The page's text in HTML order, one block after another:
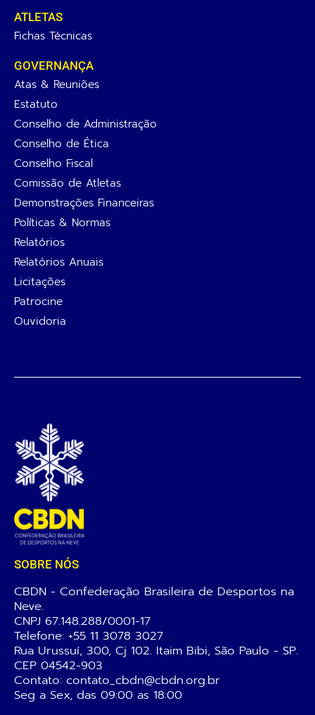
ATLETAS
Fichas Técnicas
GOVERNANÇA
Atas & Reuniões
Estatuto
Conselho de Administração
Conselho de Ética
Conselho Fiscal
Comissão de Atletas
Demonstrações Financeiras
Políticas & Normas
Relatórios
Relatórios Anuais
Licitações
Patrocine
Ouvidoria
SOBRE NÓS
CBDN - Confederação Brasileira de Desportos na
Neve.
CNPJ 67.148.288/0001-17
Telefone: +55 11 3078 3027
Rua Urussuí, 300, Cj 102. Itaim Bibi, São Paulo - SP.
CEP 04542-903
Contato: contato_cbdn@cbdn.org.br
Seg a Sex, das 09:00 as 18:00